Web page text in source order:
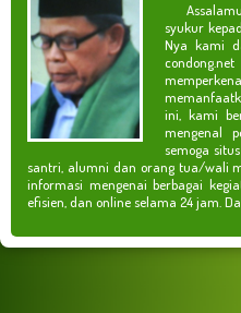
syukur
Nya kami
ini, kami
mengenal
semoga
santri, alumni dan orang tua/wali
informasi mengenai berbagai
efisien, dan online selama 24 jam.